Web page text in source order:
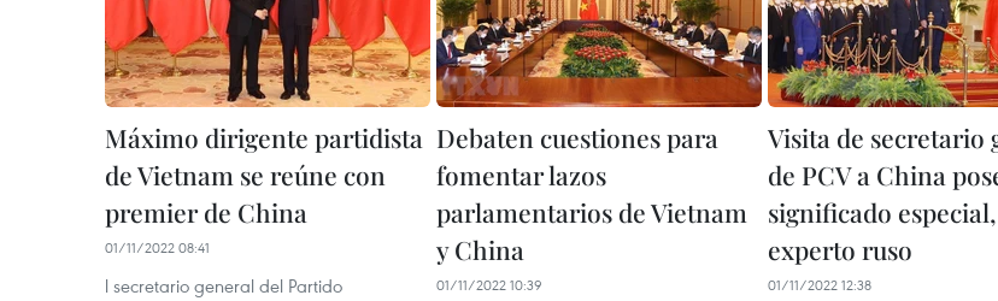
Máximo dirigente partidista
de Vietnam se reúne con
premier de China
01/11/2022 08:41
l secretario general del Partido
Debaten cuestiones para
fomentar lazos
parlamentarios de Vietnam
y China
01/11/2022 10:39
Visita de secretario
de PCV a China
significado
experto ruso
01/11/2022 12:38